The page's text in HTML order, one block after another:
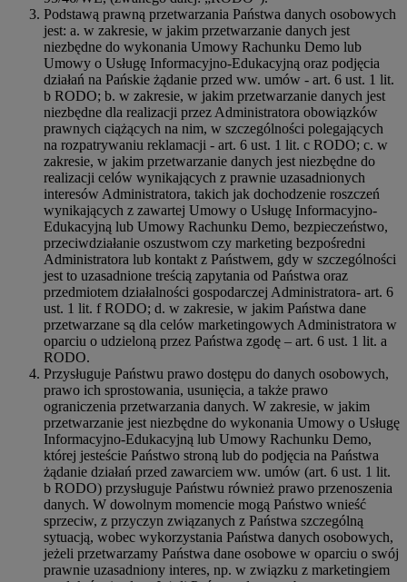
Podstawą prawną przetwarzania Państwa danych osobowych
jest: a. w zakresie, w jakim przetwarzanie danych jest
niezbędne do wykonania Umowy Rachunku Demo lub
Umowy o Usługę Informacyjno-Edukacyjną oraz podjęcia
działań na Pańskie żądanie przed ww. umów - art. 6 ust. 1 lit.
b RODO; b. w zakresie, w jakim przetwarzanie danych jest
niezbędne dla realizacji przez Administratora obowiązków
prawnych ciążących na nim, w szczególności polegających
na rozpatrywaniu reklamacji - art. 6 ust. 1 lit. c RODO; c. w
zakresie, w jakim przetwarzanie danych jest niezbędne do
realizacji celów wynikających z prawnie uzasadnionych
interesów Administratora, takich jak dochodzenie roszczeń
wynikających z zawartej Umowy o Usługę Informacyjno-
Edukacyjną lub Umowy Rachunku Demo, bezpieczeństwo,
przeciwdziałanie oszustwom czy marketing bezpośredni
Administratora lub kontakt z Państwem, gdy w szczególności
jest to uzasadnione treścią zapytania od Państwa oraz
przedmiotem działalności gospodarczej Administratora- art. 6
ust. 1 lit. f RODO; d. w zakresie, w jakim Państwa dane
przetwarzane są dla celów marketingowych Administratora w
oparciu o udzieloną przez Państwa zgodę – art. 6 ust. 1 lit. a
RODO.
Przysługuje Państwu prawo dostępu do danych osobowych,
prawo ich sprostowania, usunięcia, a także prawo
ograniczenia przetwarzania danych. W zakresie, w jakim
przetwarzanie jest niezbędne do wykonania Umowy o Usługę
Informacyjno-Edukacyjną lub Umowy Rachunku Demo,
której jesteście Państwo stroną lub do podjęcia na Państwa
żądanie działań przed zawarciem ww. umów (art. 6 ust. 1 lit.
b RODO) przysługuje Państwu również prawo przenoszenia
danych. W dowolnym momencie mogą Państwo wnieść
sprzeciw, z przyczyn związanych z Państwa szczególną
sytuacją, wobec wykorzystania Państwa danych osobowych,
jeżeli przetwarzamy Państwa dane osobowe w oparciu o swój
prawnie uzasadniony interes, np. w związku z marketingiem